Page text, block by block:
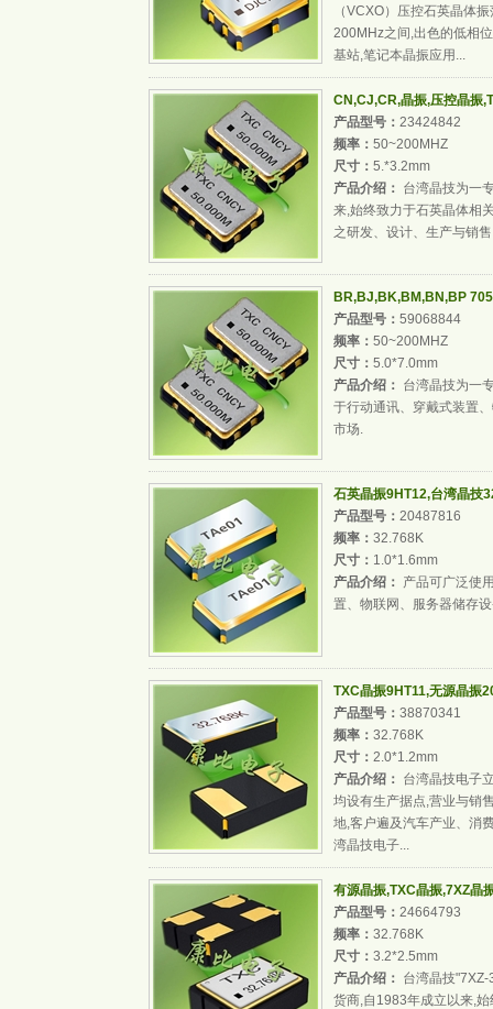
（VCXO）压控石英晶体
200MHz之间,出色的低相
基站,笔记本晶振应用...
CN,CJ,CR,晶振,压控晶振
产品型号： 23424842
频率： 50~200MHZ
尺寸： 5.*3.2mm
产品介绍： 台湾晶技为一
来,始终致力于石英晶体相
之研发、设计、生产与销
BR,BJ,BK,BM,BN,BP
产品型号： 59068844
频率： 50~200MHZ
尺寸： 5.0*7.0mm
产品介绍： 台湾晶技为一
于行动通讯、穿戴式装置
市场.
石英晶振9HT12,台湾晶技
产品型号： 20487816
频率： 32.768K
尺寸： 1.0*1.6mm
产品介绍： 产品可广泛使
置、物联网、服务器储存
TXC晶振9HT11,无源晶振
产品型号： 38870341
频率： 32.768K
尺寸： 2.0*1.2mm
产品介绍： 台湾晶技电子
均设有生产据点,营业与销
地,客户遍及汽车产业、消
湾晶技电子...
有源晶振,TXC晶振,7XZ晶
产品型号： 24664793
频率： 32.768K
尺寸： 3.2*2.5mm
产品介绍： 台湾晶技
货商,自1983年成立以来,